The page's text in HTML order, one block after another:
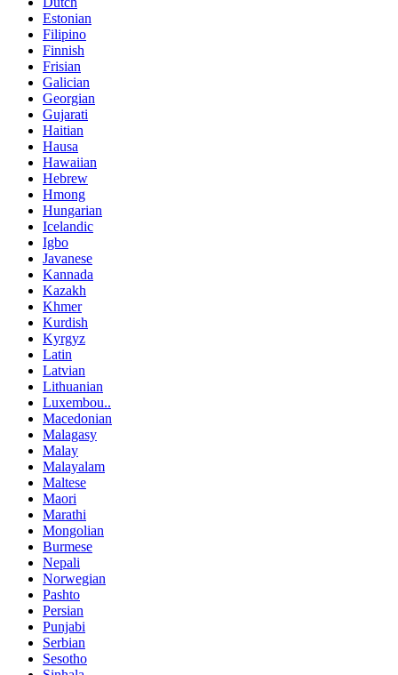
Estonian
Filipino
Finnish
Frisian
Galician
Georgian
Gujarati
Haitian
Hausa
Hawaiian
Hebrew
Hmong
Hungarian
Icelandic
Igbo
Javanese
Kannada
Kazakh
Khmer
Kurdish
Kyrgyz
Latin
Latvian
Lithuanian
Luxembou..
Macedonian
Malagasy
Malay
Malayalam
Maltese
Maori
Marathi
Mongolian
Burmese
Nepali
Norwegian
Pashto
Persian
Punjabi
Serbian
Sesotho